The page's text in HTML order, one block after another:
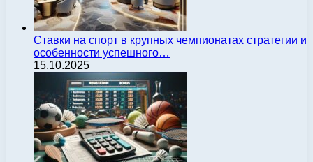
Ставки на спорт в крупных чемпионатах стратегии и
особенности успешного…
15.10.2025